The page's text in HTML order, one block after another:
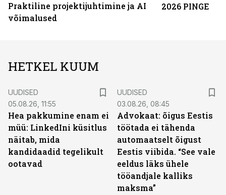
Praktiline projektijuhtimine ja AI
võimalused
2026 PINGE
HETKEL KUUM
UUDISED
05.08.26, 11:55
Hea pakkumine enam ei
müü: LinkedIni küsitlus
näitab, mida
kandidaadid tegelikult
ootavad
UUDISED
03.08.26, 08:45
Advokaat: õigus Eestis
töötada ei tähenda
automaatselt õigust
Eestis viibida. “See vale
eeldus läks ühele
tööandjale kalliks
maksma”